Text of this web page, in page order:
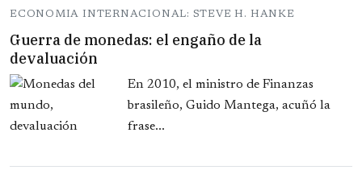
ECONOMIA INTERNACIONAL: STEVE H. HANKE
Guerra de monedas: el engaño de la
devaluación
En 2010, el ministro de Finanzas
brasileño, Guido Mantega, acuñó la
frase...